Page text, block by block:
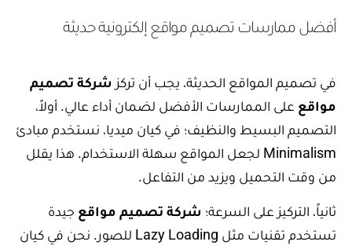
أفضل ممارسات تصميم مواقع إلكترونية حديثة
في تصميم المواقع الحديثة، يجب أن تركز شركة تصميم
مواقع على الممارسات الأفضل لضمان أداء عالي. أولاً،
التصميم البسيط والنظيف؛ في كيان ميديا، نستخدم مبادئ
Minimalism لجعل المواقع سهلة الاستخدام. هذا يقلل
من وقت التحميل ويزيد من التفاعل.
ثانياً، التركيز على السرعة؛ شركة تصميم مواقع جيدة
تستخدم تقنيات مثل Lazy Loading للصور. نحن في كيان